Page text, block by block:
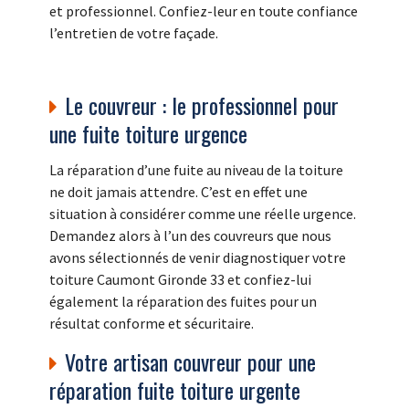
et professionnel. Confiez-leur en toute confiance
l’entretien de votre façade.
Le couvreur : le professionnel pour
une fuite toiture urgence
La réparation d’une fuite au niveau de la toiture
ne doit jamais attendre. C’est en effet une
situation à considérer comme une réelle urgence.
Demandez alors à l’un des couvreurs que nous
avons sélectionnés de venir diagnostiquer votre
toiture Caumont Gironde 33 et confiez-lui
également la réparation des fuites pour un
résultat conforme et sécuritaire.
Votre artisan couvreur pour une
réparation fuite toiture urgente